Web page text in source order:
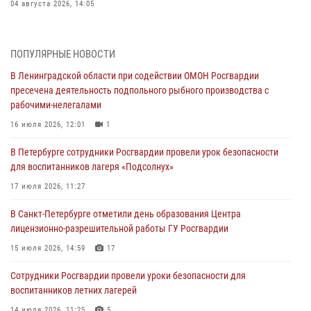
04 августа 2026, 14:05
также оказали доврачебную помощь пострадавшим
03 августа 2026, 14:15 3 1
Росгвардейцы приняли участие в Большом семейном фестивале
03 августа 2026, 13:26
В Ленинградской области сотрудники Росгвардии обнаружили
пропавшего мальчика с нарушением слуха и помогли ему вернуться
домой
В Санкт-Петербурге при содействии СОБР Росгвардии задержаны
подозреваемые в мошеннических действиях
Сотрудники ГУ Росгвардии приняли участие в чемпионатах Северо-
Западного округа войск национальной гвардии РФ по спортивному и
ПОПУЛЯРНЫЕ НОВОСТИ
В Ленинградской области при содействии ОМОН Росгвардии
пресечена деятельность подпольного рыбного производства с
рабочими-нелегалами
16 июля 2026, 12:01 1
В Петербурге сотрудники Росгвардии провели урок безопасности
для воспитанников лагеря «Подсолнух»
17 июля 2026, 11:27
В Санкт-Петербурге отметили день образования Центра
лицензионно-разрешительной работы ГУ Росгвардии
15 июля 2026, 14:59 17
Сотрудники Росгвардии провели уроки безопасности для
воспитанников летних лагерей